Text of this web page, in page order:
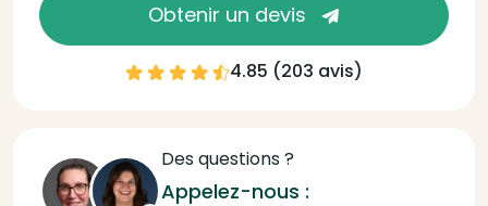
Obtenir un devis
4.85 (203 avis)
Des questions ?
Appelez-nous :